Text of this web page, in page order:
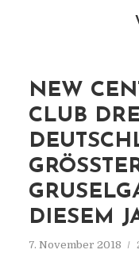
NEW
CLUB
GRÖSSTER
IESEM
7. November 2018